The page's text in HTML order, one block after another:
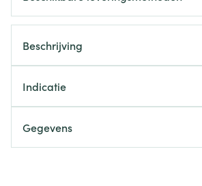
Beschrijving
Indicatie
Gegevens